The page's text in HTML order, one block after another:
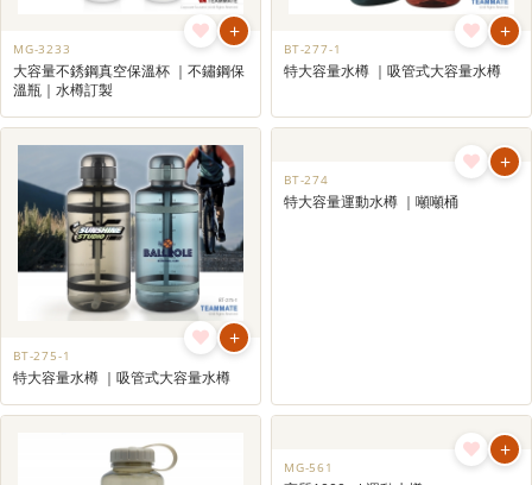
+
MG-3233
大容量不銹鋼真空保溫杯 ｜不鏽鋼保
溫瓶｜水樽訂製
+
BT-277-1
特大容量水樽 ｜吸管式大容量水樽
+
BT-275-1
特大容量水樽 ｜吸管式大容量水樽